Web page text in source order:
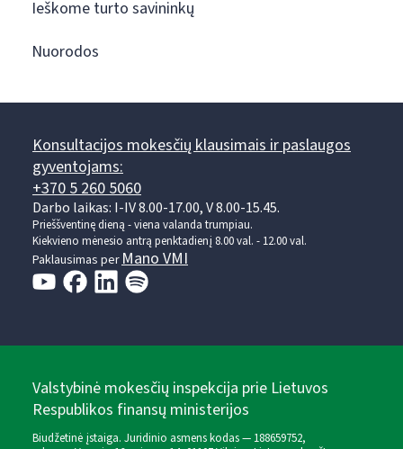
Ieškome turto savininkų
Nuorodos
Konsultacijos mokesčių klausimais ir paslaugos
gyventojams:
+370 5 260 5060
Darbo laikas: I-IV 8.00-17.00, V 8.00-15.45.
Prieššventinę dieną - viena valanda trumpiau.
Kiekvieno mėnesio antrą penktadienį 8.00 val. - 12.00 val.
Paklausimas perMano VMI
Valstybinė mokesčių inspekcija prie Lietuvos
Respublikos finansų ministerijos
Biudžetinė įstaiga. Juridinio asmens kodas — 188659752,